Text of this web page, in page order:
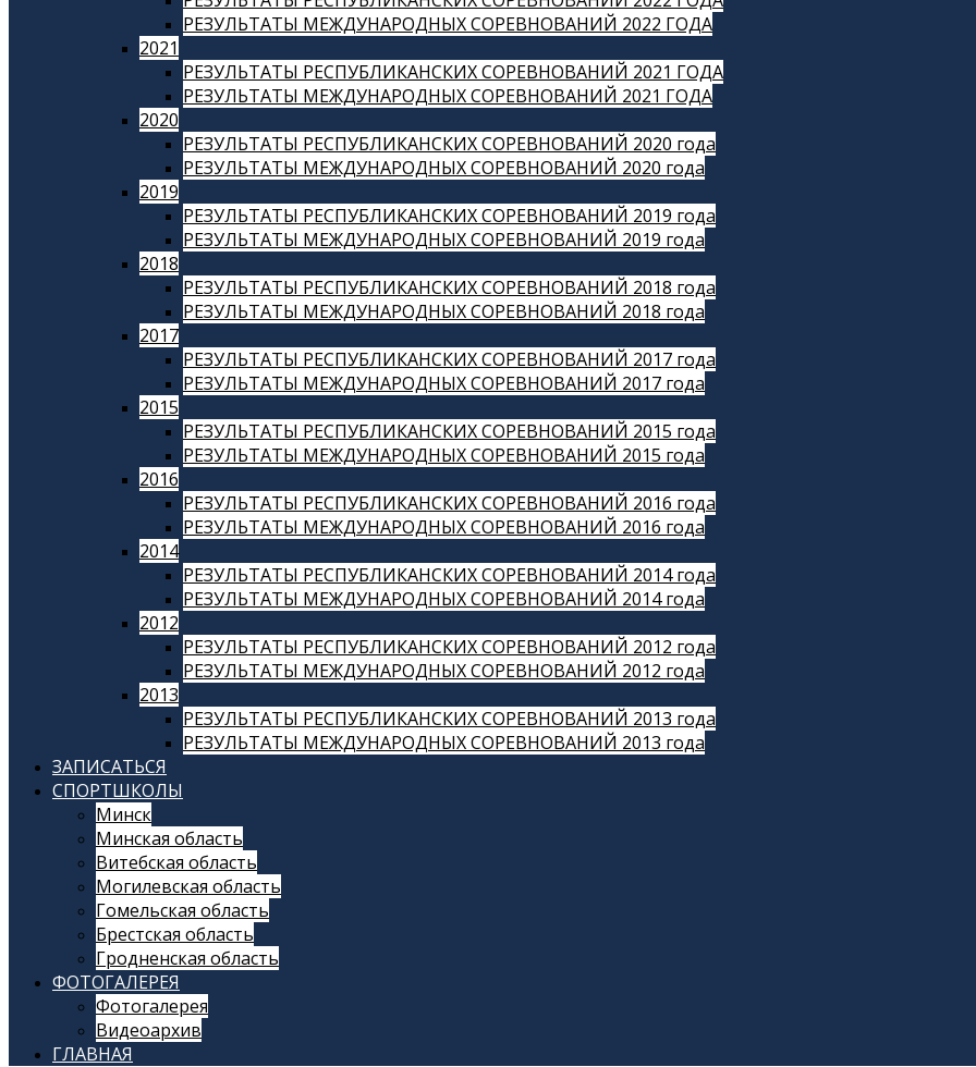
РЕЗУЛЬТАТЫ МЕЖДУНАРОДНЫХ СОРЕВНОВАНИЙ 2022 ГОДА
2021
РЕЗУЛЬТАТЫ РЕСПУБЛИКАНСКИХ СОРЕВНОВАНИЙ 2021 ГОДА
РЕЗУЛЬТАТЫ МЕЖДУНАРОДНЫХ СОРЕВНОВАНИЙ 2021 ГОДА
2020
РЕЗУЛЬТАТЫ РЕСПУБЛИКАНСКИХ СОРЕВНОВАНИЙ 2020 года
РЕЗУЛЬТАТЫ МЕЖДУНАРОДНЫХ СОРЕВНОВАНИЙ 2020 года
2019
РЕЗУЛЬТАТЫ РЕСПУБЛИКАНСКИХ СОРЕВНОВАНИЙ 2019 года
РЕЗУЛЬТАТЫ МЕЖДУНАРОДНЫХ СОРЕВНОВАНИЙ 2019 года
2018
РЕЗУЛЬТАТЫ РЕСПУБЛИКАНСКИХ СОРЕВНОВАНИЙ 2018 года
РЕЗУЛЬТАТЫ МЕЖДУНАРОДНЫХ СОРЕВНОВАНИЙ 2018 года
2017
РЕЗУЛЬТАТЫ РЕСПУБЛИКАНСКИХ СОРЕВНОВАНИЙ 2017 года
РЕЗУЛЬТАТЫ МЕЖДУНАРОДНЫХ СОРЕВНОВАНИЙ 2017 года
2015
РЕЗУЛЬТАТЫ РЕСПУБЛИКАНСКИХ СОРЕВНОВАНИЙ 2015 года
РЕЗУЛЬТАТЫ МЕЖДУНАРОДНЫХ СОРЕВНОВАНИЙ 2015 года
2016
РЕЗУЛЬТАТЫ РЕСПУБЛИКАНСКИХ СОРЕВНОВАНИЙ 2016 года
РЕЗУЛЬТАТЫ МЕЖДУНАРОДНЫХ СОРЕВНОВАНИЙ 2016 года
2014
РЕЗУЛЬТАТЫ РЕСПУБЛИКАНСКИХ СОРЕВНОВАНИЙ 2014 года
РЕЗУЛЬТАТЫ МЕЖДУНАРОДНЫХ СОРЕВНОВАНИЙ 2014 года
2012
РЕЗУЛЬТАТЫ РЕСПУБЛИКАНСКИХ СОРЕВНОВАНИЙ 2012 года
РЕЗУЛЬТАТЫ МЕЖДУНАРОДНЫХ СОРЕВНОВАНИЙ 2012 года
2013
РЕЗУЛЬТАТЫ РЕСПУБЛИКАНСКИХ СОРЕВНОВАНИЙ 2013 года
РЕЗУЛЬТАТЫ МЕЖДУНАРОДНЫХ СОРЕВНОВАНИЙ 2013 года
ЗАПИСАТЬСЯ
СПОРТШКОЛЫ
Минск
Минская область
Витебская область
Могилевская область
Гомельская область
Брестская область
Гродненская область
ФОТОГАЛЕРЕЯ
Фотогалерея
Видеоархив
ГЛАВНАЯ